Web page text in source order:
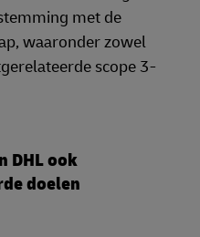
met de
waaronder zowel
scope 3-
DHL ook
doelen